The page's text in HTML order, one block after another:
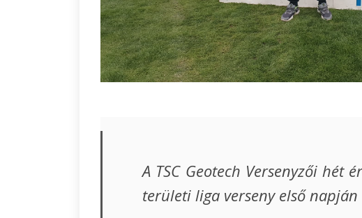
A TSC Geotech Versenyzői hét
területi liga verseny első napján